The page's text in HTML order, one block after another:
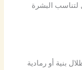
لتناسب البشرة
بنية أو رمادية